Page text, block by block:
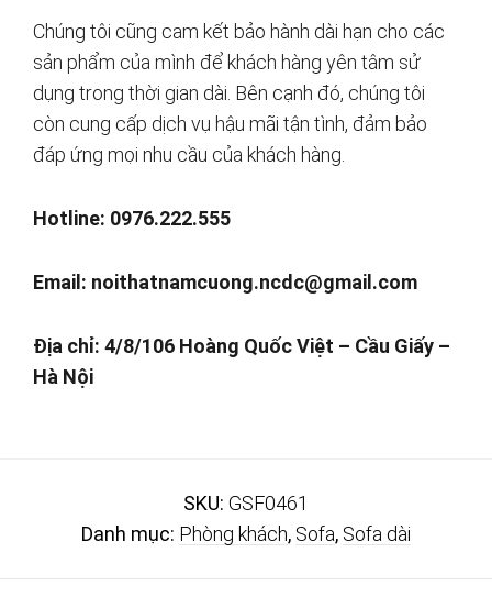
Chúng tôi cũng cam kết bảo hành dài hạn cho các
sản phẩm của mình để khách hàng yên tâm sử
dụng trong thời gian dài. Bên cạnh đó, chúng tôi
còn cung cấp dịch vụ hậu mãi tận tình, đảm bảo
đáp ứng mọi nhu cầu của khách hàng.
Hotline: 0976.222.555
Email: noithatnamcuong.ncdc@gmail.com
Địa chỉ: 4/8/106 Hoàng Quốc Việt – Cầu Giấy –
Hà Nội
SKU: GSF0461
Danh mục: Phòng khách, Sofa, Sofa dài